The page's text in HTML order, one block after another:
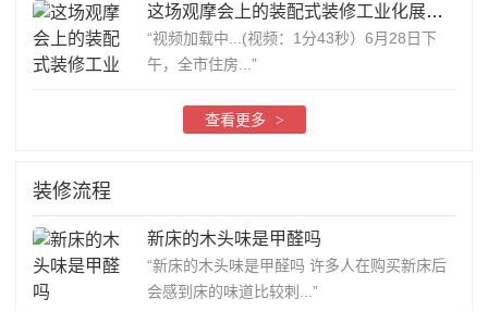
这场观摩会上的装配式装修工业化展示区，受到参观嘉宾的一致点赞
“视频加载中...(视频：1分43秒）6月28日下
午，全市住房...”
查看更多 >
装修流程
新床的木头味是甲醛吗
“新床的木头味是甲醛吗 许多人在购买新床后
会感到床的味道比较刺...”